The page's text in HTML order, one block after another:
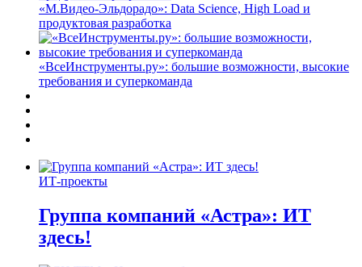
«М.Видео-Эльдорадо»: Data Science, High Load и
продуктовая разработка
«ВсеИнструменты.ру»: большие возможности, высокие
требования и суперкоманда
ИТ-проекты
Группа компаний «Астра»: ИТ
здесь!